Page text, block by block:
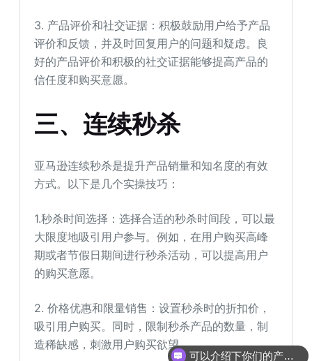
3. 产品评价和社交证据：积极鼓励用户给予产品
评价和反馈，并及时回复用户的问题和疑虑。良
好的产品评价和积极的社交证据能够提高产品的
信任度和购买意愿。
三、连续秒杀
亚马逊连续秒杀是提升产品销量和知名度的有效
方式。以下是几个实操技巧：
1.秒杀时间选择：选择合适的秒杀时间段，可以最
大限度地吸引用户参与。例如，在用户购买高峰
期或者节假日期间进行秒杀活动，可以提高用户
的购买意愿。
2. 价格优惠和限量销售：设置秒杀时的折扣价，
吸引用户购买。同时，限制秒杀产品的数量，制
造稀缺感，刺激用户购买欲望。
可以介绍下你们的产品么